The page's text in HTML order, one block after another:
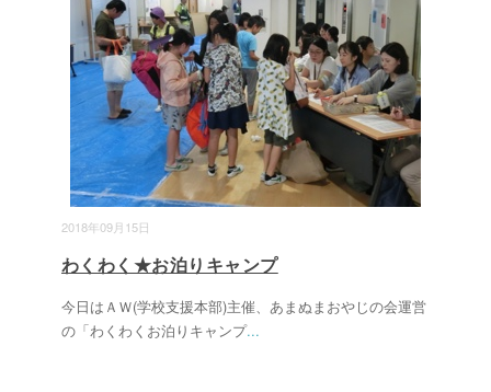
2018年09月15日
わくわく★お泊りキャンプ
今日はＡＷ(学校支援本部)主催、あまぬまおやじの会運営
の「わくわくお泊りキャンプ...